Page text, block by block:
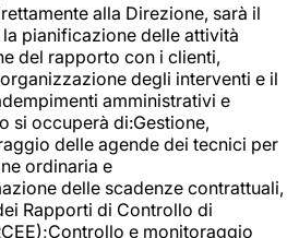
alla Direzione, sarà il
pianificazione delle attività
del rapporto con i clienti,
degli interventi e il
amministrativi e
si occuperà di:Gestione,
delle agende dei tecnici per
ordinaria e
delle scadenze contrattuali,
Rapporti di Controllo di
e monitoraggio